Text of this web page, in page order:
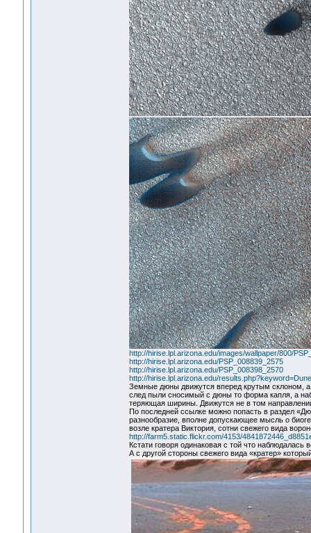
http://hirise.lpl.arizona.edu/images/wallpaper/800/
http://hirise.lpl.arizona.edu/PSP_008839_2575
http://hirise.lpl.arizona.edu/PSP_008398_2570
http://hirise.lpl.arizona.edu/
Земные дюны движутся вперед крутым склоном, а
след пыли сносимый с дюны то форма капля, а
теряющая ширины. Движутся не в том
По последней ссылке можно попасть в раздел
разнообразие, вполне допускающее мысль о
возле кратера Виктория, сотни свежего вида
http://farm5.static.flickr.com/4153/
Кстати говоря одинаковая с той что
А с другой стороны свежего вида «кратер»